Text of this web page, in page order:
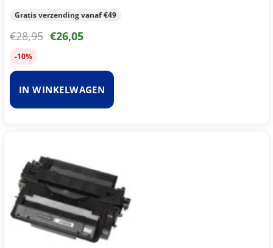
Gratis verzending vanaf €49
€28,95 €26,05
-10%
IN WINKELWAGEN